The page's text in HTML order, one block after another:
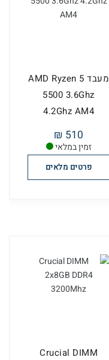
זמין במלאי
מעבד AMD Ryzen 5
5500 3.6Ghz
4.2Ghz AM4
510 ₪
פרטים מלאים
Crucial DIMM